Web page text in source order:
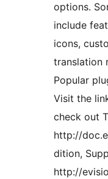
options.
include
icons,
translation
Popular
Visit the
check out
http://
dition,
http://